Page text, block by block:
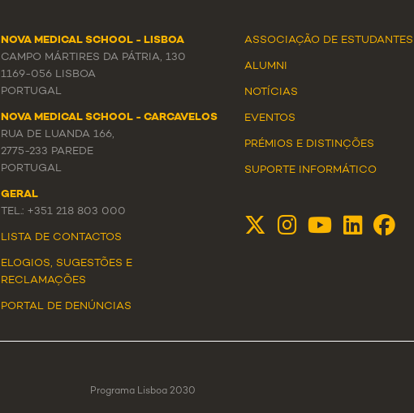
NOVA MEDICAL SCHOOL - LISBOA
CAMPO MÁRTIRES DA PÁTRIA, 130
1169-056 LISBOA
PORTUGAL
NOVA MEDICAL SCHOOL - CARCAVELOS
RUA DE LUANDA 166,
2775-233 PAREDE
PORTUGAL
GERAL
TEL.: +351 218 803 000
LISTA DE CONTACTOS
ELOGIOS, SUGESTÕES E
RECLAMAÇÕES
PORTAL DE DENÚNCIAS
ASSOCIAÇÃO DE ESTUDANTES
ALUMNI
NOTÍCIAS
EVENTOS
PRÉMIOS E DISTINÇÕES
SUPORTE INFORMÁTICO
Programa Lisboa 2030